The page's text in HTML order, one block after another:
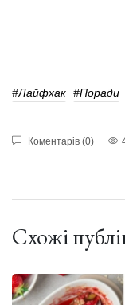
#лайфхак #поради
Коментарів (0)
Схожі